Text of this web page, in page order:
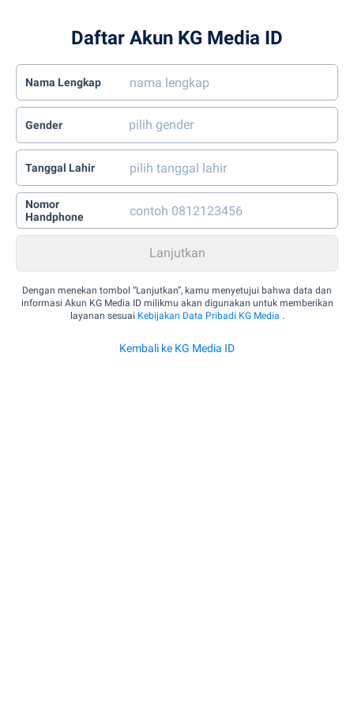
Daftar Akun KG Media ID
Nama Lengkap
Gender
Tanggal Lahir
Nomor
Handphone
Dengan menekan tombol “Lanjutkan”, kamu menyetujui bahwa data dan
informasi Akun KG Media ID milikmu akan digunakan untuk memberikan
layanan sesuai Kebijakan Data Pribadi KG Media .
Kembali ke KG Media ID